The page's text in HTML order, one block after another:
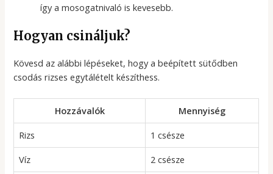
így a mosogatnivaló is kevesebb.
Hogyan csináljuk?
Kövesd az alábbi lépéseket, hogy a beépített sütődben
csodás rizses egytálételt készíthess.
Hozzávalók
Mennyiség
Rizs
1 csésze
Víz
2 csésze